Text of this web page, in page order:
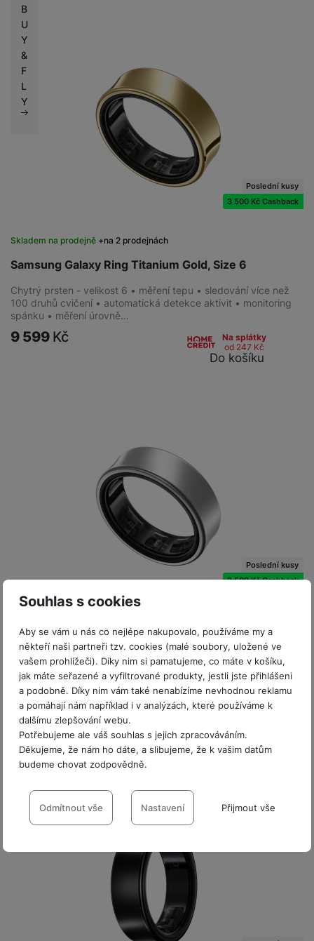
Souhlas s cookies
Aby se vám u nás co nejlépe nakupovalo, používáme my a
někteří naši partneři tzv. cookies (malé soubory, uložené ve
vašem prohlížeči). Díky nim si pamatujeme, co máte v košíku,
jak máte seřazené a vyfiltrované produkty, jestli jste přihlášeni
a podobně. Díky nim vám také nenabízíme nevhodnou reklamu
a pomáhají nám například i v analýzách, které používáme k
dalšímu zlepšování webu.
Potřebujeme ale váš souhlas s jejich zpracováváním.
Děkujeme, že nám ho dáte, a slibujeme, že k vašim datům
budeme chovat zodpovědně.
Nastavení souhlasů s kategoriemi
cookies
VŽDY AKTIVNÍ
porovnávání produktů a další nezbytné funkce.
Preferenční a rozšířené funkce
Preferenční a rozšířené funkce
abyste nemuseli vše
nastavovat znovu a abyste se s námi mohli spojit např. pomocí
Odmítnout vše Nastavení Přijmout vše
B
U
Y
&
F
L
Y
Samsung Galaxy Ring Titanium Gold, Size 6
Skladem na prodejně na 2 prodejnách
Poslední kusy
3 500 Kč Cashback
Chytrý prsten - velikost 6 • měření tepu • sledování více než
100 druhů cvičení • automatická detekce aktivit • monitoring
spánku • měření úrovně…
9 599 Kč
Na splátky
od 247 Kč
Do košíku
Samsung Galaxy Ring Titanium Silver, Size 6
Poslední kusy
3 500 Kč Cashback
Chytrý prsten - velikost 6 • měření tepu • sledování více než
100 druhů cvičení • automatická detekce aktivit • monitoring
spánku • měření úrovně…
9 599 Kč
Do košíku